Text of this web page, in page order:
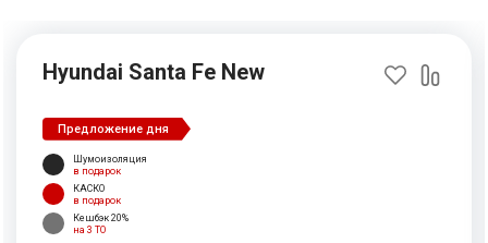
Hyundai Santa Fe New
Предложение дня
Шумоизоляция
в подарок
КАСКО
в подарок
Кешбэк 20%
на 3 ТО